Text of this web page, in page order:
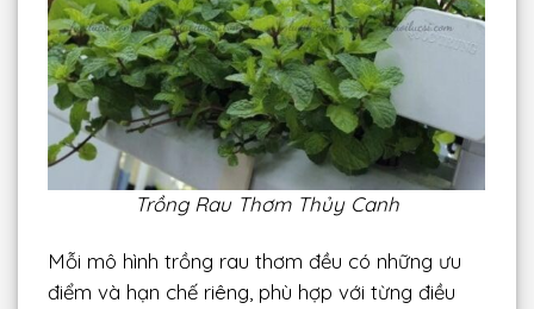
Trồng Rau Thơm Thủy Canh
Mỗi mô hình trồng rau thơm đều có những ưu
điểm và hạn chế riêng, phù hợp với từng điều